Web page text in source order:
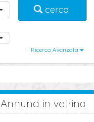
cerca
Ricerca Avanzata
Annunci in vetrina